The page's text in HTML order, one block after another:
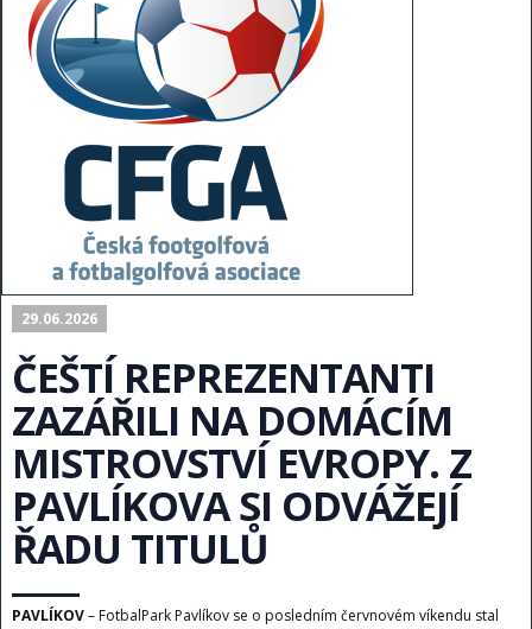
29.06.2026
ČEŠTÍ REPREZENTANTI
ZAZÁŘILI NA DOMÁCÍM
MISTROVSTVÍ EVROPY. Z
PAVLÍKOVA SI ODVÁŽEJÍ
ŘADU TITULŮ
PAVLÍKOV– FotbalPark Pavlíkov se o posledním červnovém víkendu stal